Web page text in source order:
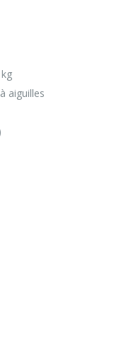
aiguilles